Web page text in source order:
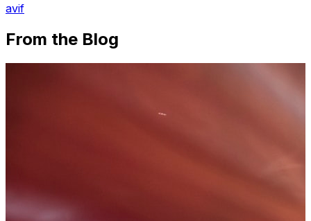
avif
From the Blog